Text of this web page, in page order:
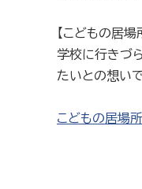
【こどもの居場
学校に行きづ
たいとの想い
こどもの居場所